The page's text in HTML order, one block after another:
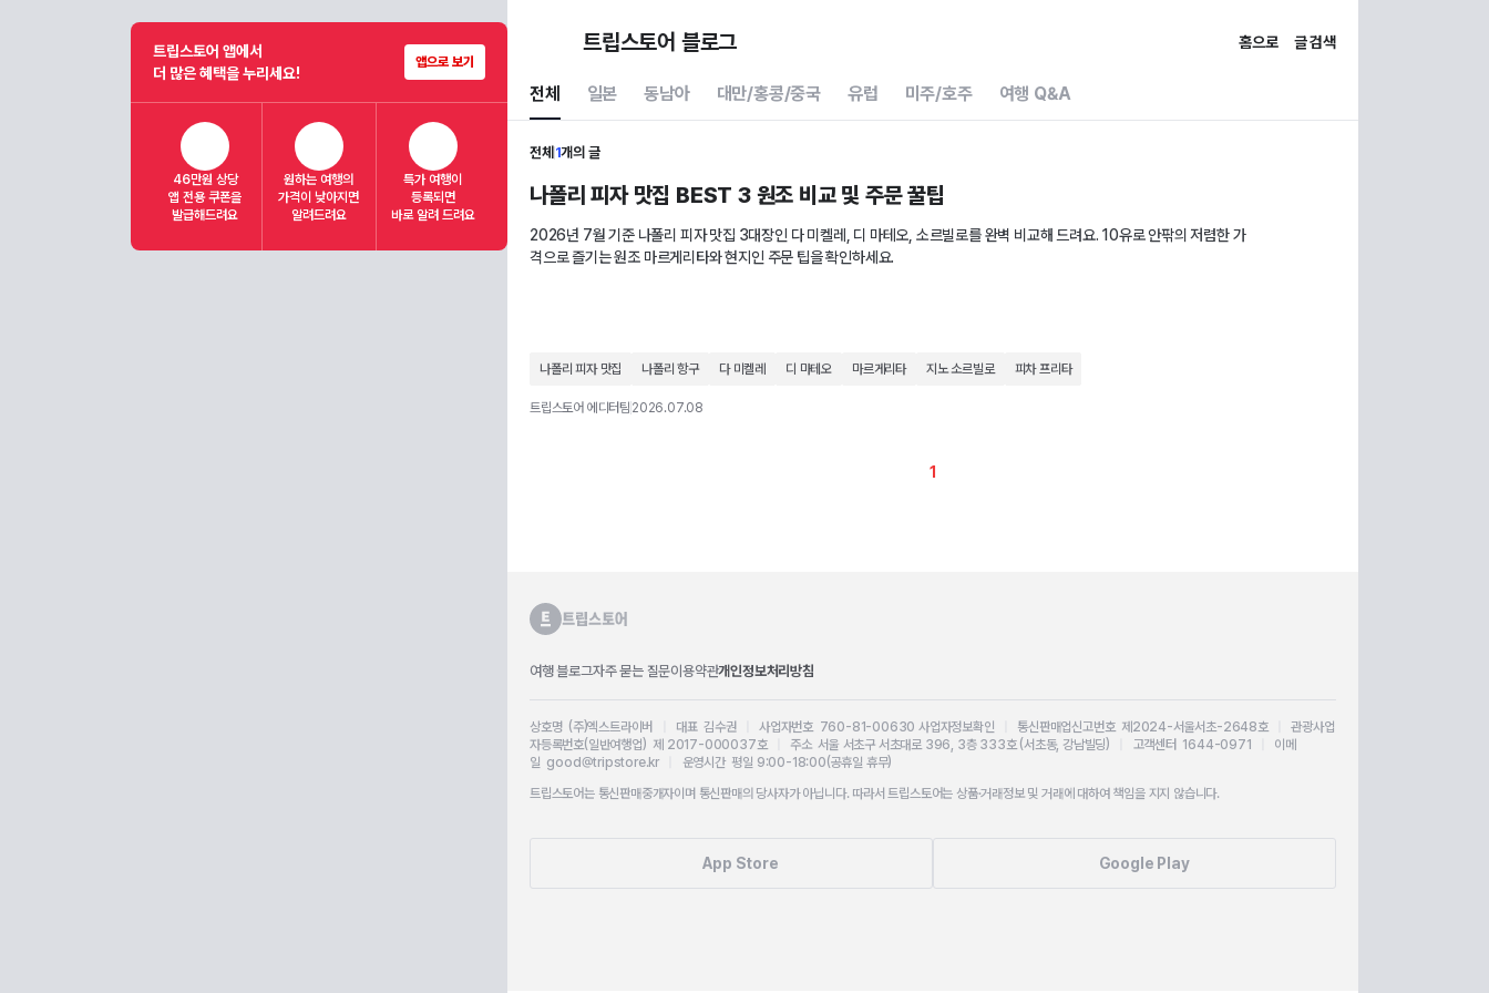
트립스토어 앱에서
더 많은 혜택을 누리세요!
앱으로 보기
46만원 상당
앱 전용 쿠폰을
발급해드려요
원하는 여행의
가격이 낮아지면
알려드려요
특가 여행이
등록되면
바로 알려 드려요
트립스토어 블로그 홈으로 글 검색
전체 일본 동남아 대만/홍콩/중국 유럽 미주/호주 여행 Q&A
전체 1개의 글
나폴리 피자 맛집 BEST 3 원조 비교 및 주문 꿀팁
2026년 7월 기준 나폴리 피자 맛집 3대장인 다 미켈레, 디 마테오, 소르빌로를 완벽 비교해 드려요. 10유로 안팎의 저렴한 가
격으로 즐기는 원조 마르게리타와 현지인 주문 팁을 확인하세요.
나폴리 피자 맛집 나폴리 항구 다 미켈레 디 마테오 마르게리타 지노 소르빌로 피차 프리타
트립스토어 에디터팀 2026.07.08
1
여행 블로그자주 묻는 질문이용약관개인정보처리방침
상호명 (주)엑스트라이버 대표 김수권 |사업자번호 760-81-00630 사업자정보확인 통신판매업신고번호 제2024-서울서초-2648호|관광사업
자등록번호(일반여행업) 제 2017-000037호| 주소 서울 서초구 서초대로 396, 3층 333호 (서초동, 강남빌딩) 고객센터 1644-0971
이메
일 good@tripstore.kr
운영시간 평일 9:00-18:00(공휴일 휴무)
트립스토어는 통신판매중개자이며 통신판매의 당사자가 아닙니다. 따라서 트립스토어는 상품·거래정보 및 거래에 대하여 책임을 지지 않습니다.
App Store Google Play